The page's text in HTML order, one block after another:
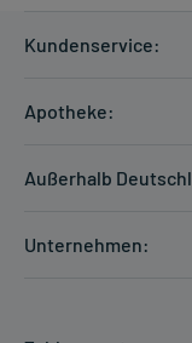
Kundenservice:
Zahlungsarten
Hilfe
Apotheke:
Außerhalb
Unternehmen: